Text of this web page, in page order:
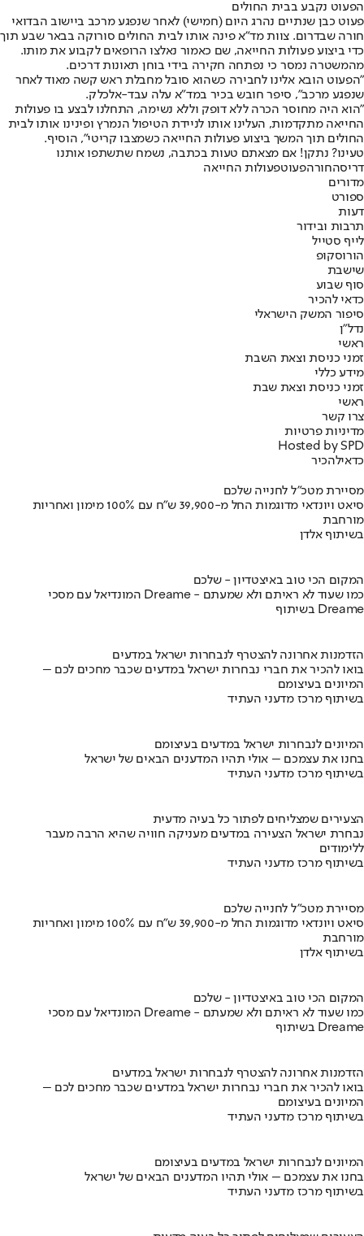
הפעוט נקבע בבית החולים
פעוט כבן שנתיים נהרג היום (חמישי) לאחר שנפגע מרכב ביישוב הבדואי
חורה שבדרום. צוות מד"א פינה אותו לבית החולים סורוקה בבאר שבע תוך
כדי ביצוע פעולות החייאה, שם כאמור נאלצו הרופאים לקבוע את מותו.
מהמשטרה נמסר כי נפתחה חקירה בידי בוחן תאונות דרכים.
"הפעוט הובא אלינו לחבירה כשהוא סובל מחבלת ראש קשה מאוד לאחר
שנפגע מרכב", סיפר חובש בכיר במד"א עלה עבד-אלכלק.
"הוא היה מחוסר הכרה ללא דופק וללא נשימה, התחלנו לבצע בו פעולות
החייאה מתקדמות, העלינו אותו לניידת הטיפול הנמרץ ופינינו אותו לבית
החולים תוך המשך ביצוע פעולות החייאה כשמצבו קריטי", הוסיף.
טעינו? נתקן! אם מצאתם טעות בכתבה, נשמח שתשתפו אותנו
דריסהחורהפעוטפעולות החייאה
מדורים
ספורט
דעות
תרבות ובידור
לייף סטייל
הורוסקופ
שישבת
סוף שבוע
כדאי להכיר
סיפור המשק הישראלי
נדל"ן
ראשי
זמני כניסת וצאת השבת
מידע כללי
זמני כניסת וצאת שבת
ראשי
צרו קשר
מדיניות פרטיות
Hosted by SPD
כדאילהכיר
מסיירת מטכ"ל לחנייה שלכם
סיאט ויונדאי מדוגמות החל מ-39,900 ש״ח עם 100% מימון ואחריות
מורחבת
בשיתוף אלדן
המקום הכי טוב באיצטדיון - שלכם
המונדיאל עם מסכי Dreame - כמו שעוד לא ראיתם ולא שמעתם
בשיתוף Dreame
הזדמנות אחרונה להצטרף לנבחרות ישראל במדעים
בואו להכיר את חברי נבחרות ישראל במדעים שכבר מחכים לכם –
המיונים בעיצומם
בשיתוף מרכז מדעני העתיד
המיונים לנבחרות ישראל במדעים בעיצומם
בחנו את עצמכם – אולי תהיו המדענים הבאים של ישראל
בשיתוף מרכז מדעני העתיד
הצעירים שמצליחים לפתור כל בעיה מדעית
נבחרת ישראל הצעירה במדעים מעניקה חוויה שהיא הרבה מעבר
ללימודים
בשיתוף מרכז מדעני העתיד
מסיירת מטכ"ל לחנייה שלכם
סיאט ויונדאי מדוגמות החל מ-39,900 ש״ח עם 100% מימון ואחריות
מורחבת
בשיתוף אלדן
המקום הכי טוב באיצטדיון - שלכם
המונדיאל עם מסכי Dreame - כמו שעוד לא ראיתם ולא שמעתם
בשיתוף Dreame
הזדמנות אחרונה להצטרף לנבחרות ישראל במדעים
בואו להכיר את חברי נבחרות ישראל במדעים שכבר מחכים לכם –
המיונים בעיצומם
בשיתוף מרכז מדעני העתיד
המיונים לנבחרות ישראל במדעים בעיצומם
בחנו את עצמכם – אולי תהיו המדענים הבאים של ישראל
בשיתוף מרכז מדעני העתיד